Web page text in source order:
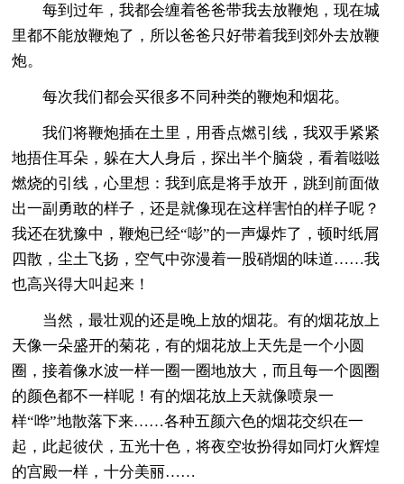
每到过年，我都会缠着爸爸带我去放鞭炮，现在城
里都不能放鞭炮了，所以爸爸只好带着我到郊外去放鞭
炮。
每次我们都会买很多不同种类的鞭炮和烟花。
我们将鞭炮插在土里，用香点燃引线，我双手紧紧
地捂住耳朵，躲在大人身后，探出半个脑袋，看着嗞嗞
燃烧的引线，心里想：我到底是将手放开，跳到前面做
出一副勇敢的样子，还是就像现在这样害怕的样子呢？
我还在犹豫中，鞭炮已经“嘭”的一声爆炸了，顿时纸屑
四散，尘土飞扬，空气中弥漫着一股硝烟的味道……我
也高兴得大叫起来！
当然，最壮观的还是晚上放的烟花。有的烟花放上
天像一朵盛开的菊花，有的烟花放上天先是一个小圆
圈，接着像水波一样一圈一圈地放大，而且每一个圆圈
的颜色都不一样呢！有的烟花放上天就像喷泉一
样“哗”地散落下来……各种五颜六色的烟花交织在一
起，此起彼伏，五光十色，将夜空妆扮得如同灯火辉煌
的宫殿一样，十分美丽……